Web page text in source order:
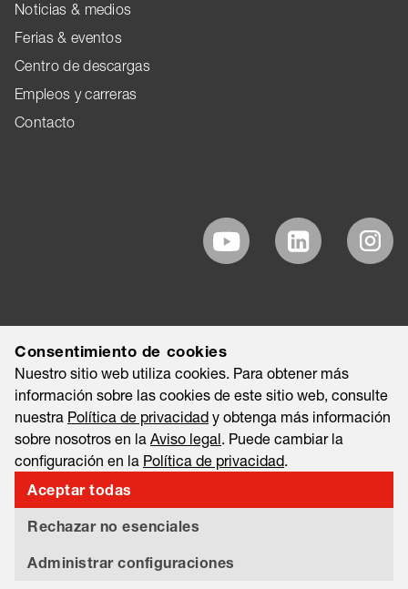
Noticias & medios
Ferias & eventos
Centro de descargas
Empleos y carreras
Contacto
©2026 EAO AG
Aviso legal
Nota legal
Política de privacidad
Information Security & Data Privacy
Tariff StatementMaterial Compliance
Consentimiento de cookies
Nuestro sitio web utiliza cookies. Para obtener más
información sobre las cookies de este sitio web, consulte
nuestra Política de privacidad y obtenga más información
sobre nosotros en la Aviso legal. Puede cambiar la
configuración en la Política de privacidad.
Aceptar todas
Rechazar no esenciales
Administrar configuraciones